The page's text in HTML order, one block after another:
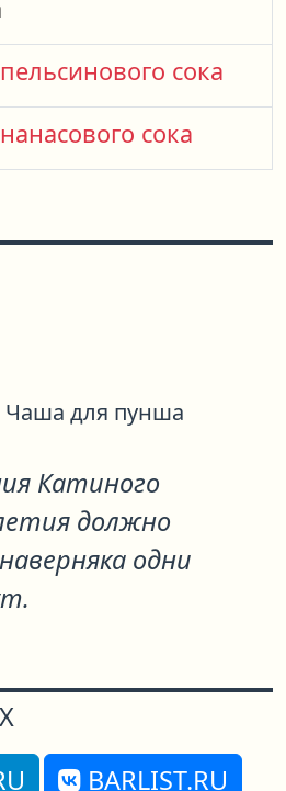
сока
сока
Чаша для пунша
Катиного
должно
одни
BARLIST.RU